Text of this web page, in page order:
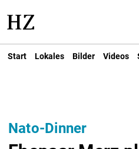
Start Lokales Bilder Videos
Nato-Dinner